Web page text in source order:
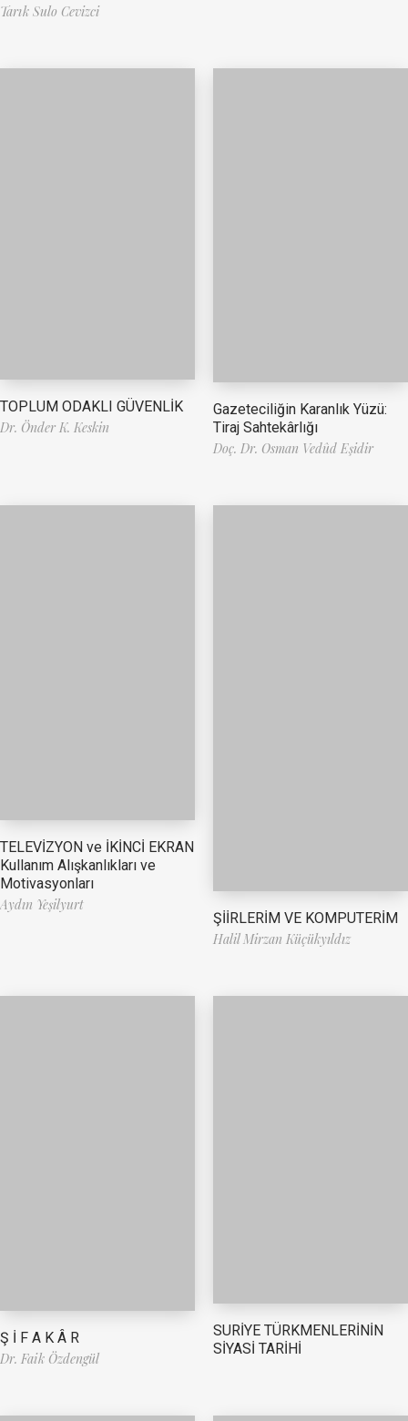
Tarık Sulo Cevizci
TOPLUM ODAKLI GÜVENLİK
Dr. Önder K. Keskin
Gazeteciliğin Karanlık Yüzü:
Tiraj Sahtekârlığı
Doç. Dr. Osman Vedûd Eşidir
TELEVİZYON ve İKİNCİ EKRAN
Kullanım Alışkanlıkları ve
Motivasyonları
Aydın Yeşilyurt
ŞİİRLERİM VE KOMPUTERİM
Halil Mirzan Küçükyıldız
Ş İ F A K Â R
Dr. Faik Özdengül
SURİYE TÜRKMENLERİNİN
SİYASİ TARİHİ